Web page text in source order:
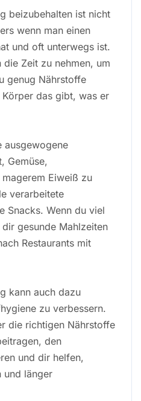
beizubehalten ist nicht
wenn man einen
und oft unterwegs ist.
Zeit zu nehmen, um
genug Nährstoffe
das gibt, was er
ausgewogene
Gemüse,
Eiweiß zu
verarbeitete
Snacks. Wenn du viel
gesunde Mahlzeiten
Restaurants mit
kann auch dazu
zu verbessern.
die richtigen Nährstoffe
den
und dir helfen,
und länger